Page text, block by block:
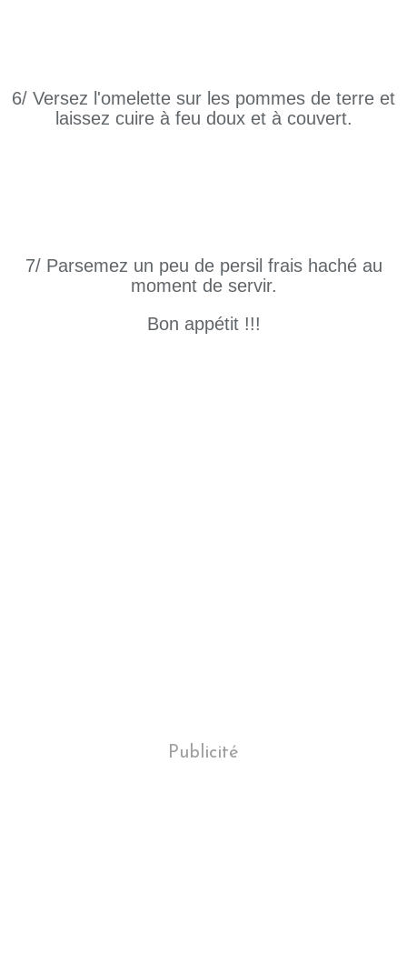
6/ Versez l'omelette sur les pommes de terre et
laissez cuire à feu doux et à couvert.
7/ Parsemez un peu de persil frais haché au
moment de servir.
Bon appétit !!!
Publicité